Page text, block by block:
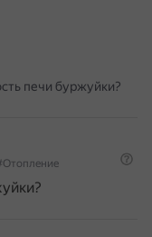
печи буржуйки?